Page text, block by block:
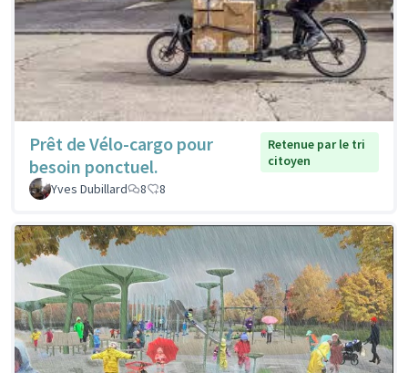
Prêt de Vélo-cargo pour
besoin ponctuel.
Retenue par le tri
citoyen
Yves Dubillard
8 8